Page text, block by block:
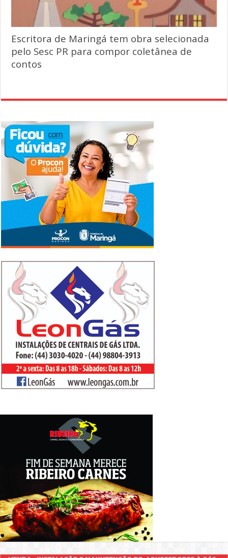
Escritora de Maringá tem obra selecionada
pelo Sesc PR para compor coletânea de
contos